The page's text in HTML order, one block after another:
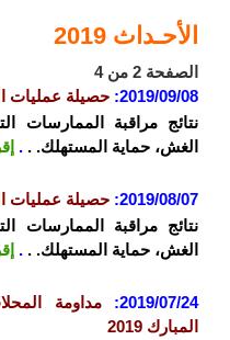
الأحـداث 2019
الصفحة 2 من 4
2019/09/08
: حصيلة عمليات
نتائج مراقبة الممارسات
الغش، حماية المستهلك. . .
2019/08/07
: حصيلة عمليات
نتائج مراقبة الممارسات
الغش، حماية المستهلك. . .
2019/07/24
:
مداومة
المبارك 2019